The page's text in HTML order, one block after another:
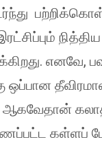
எனவே,
ஒப்பான
ஆகவேதான்
கள்ளப்